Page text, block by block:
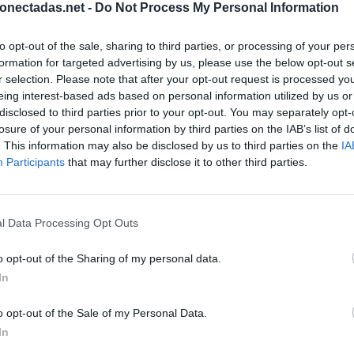
- Do Not Process My Personal Information
opt-out of the sale, sharing to third parties, or processing of your
for targeted advertising by us, please use the below opt-out
selection. Please note that after your opt-out request is processed
interest-based ads based on personal information utilized by us
to third parties prior to your opt-out. You may separately
of your personal information by third parties on the IAB’s list of
This information may also be disclosed by us to third parties on the
Participants that may further disclose it to other third parties.
Data Processing Opt Outs
opt-out of the Sharing of my personal data.
opt-out of the Sale of my Personal Data.
BUSCAR MÁS RESPUESTAS